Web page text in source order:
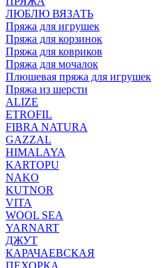
ЛЮБЛЮ ВЯЗАТЬ
Пряжа для игрушек
Пряжа для корзинок
Пряжа для ковриков
Пряжа для мочалок
Плюшевая пряжа для игрушек
Пряжа из шерсти
ALIZE
ETROFIL
FIBRA NATURA
GAZZAL
HIMALAYA
KARTOPU
NAKO
KUTNOR
VITA
WOOL SEA
YARNART
ДЖУТ
КАРАЧАЕВСКАЯ
ПЕХОРКА